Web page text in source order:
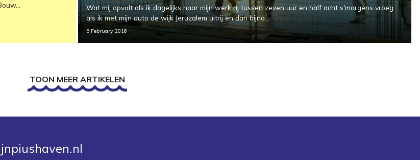
Wat mij opvalt als ik dagelijks naar mijn werk rij tussen zeven uur en half acht s'morgens vroeg
als ik met mijn auto de wijk Jeruzalem uitrij en dan bijna...
5 February 2016
TOON MEER ARTIKELEN